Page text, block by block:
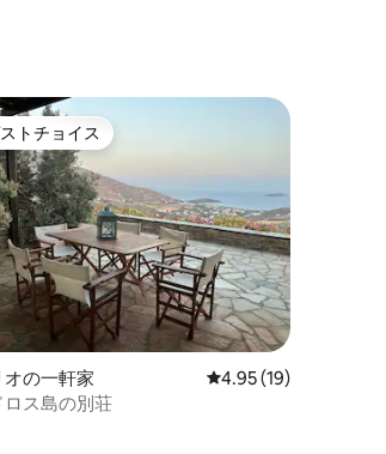
星中5つ星の平均評価
のゲストチョイスです。
トチョイス
オの一軒家 レビュー19件、5つ
4.95 (19)
ロス島の別荘